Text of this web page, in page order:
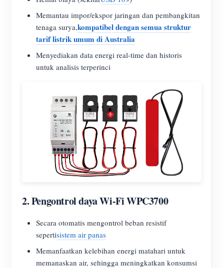
Memantau impor/ekspor jaringan dan pembangkitan
tenaga surya,kompatibel dengan semua struktur
tarif listrik umum di Australia
Menyediakan data energi real-time dan historis
untuk analisis terperinci
2.Pengontrol daya Wi-Fi WPC3700
Secara otomatis mengontrol beban resistif
sepertisistem air panas
Memanfaatkan kelebihan energi matahari untuk
memanaskan air, sehingga meningkatkan konsumsi